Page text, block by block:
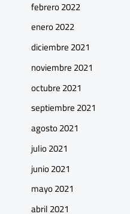
febrero 2022
enero 2022
diciembre 2021
noviembre 2021
octubre 2021
septiembre 2021
agosto 2021
julio 2021
junio 2021
mayo 2021
abril 2021